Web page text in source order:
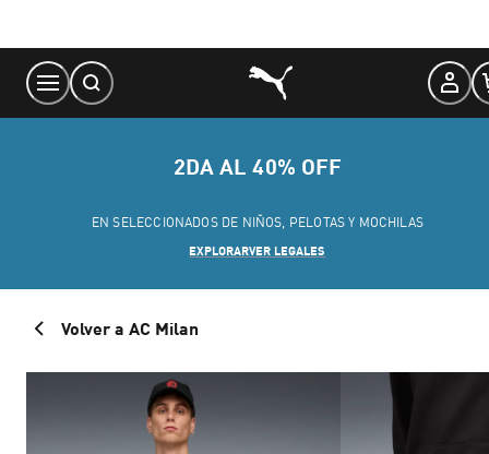
Content
2DA AL 40% OFF
EN SELECCIONADOS DE NIÑOS, PELOTAS Y MOCHILAS
EXPLORARVER LEGALES
Volver a AC Milan